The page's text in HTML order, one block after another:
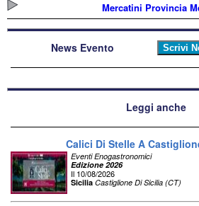
Mercatini Provincia
News Evento
Leggi anche
Calici Di Stelle A
Eventi Enogastronomici
Edizione 2026
Il 10/08/2026
Sicilia Castiglione Di Sicilia (CT)